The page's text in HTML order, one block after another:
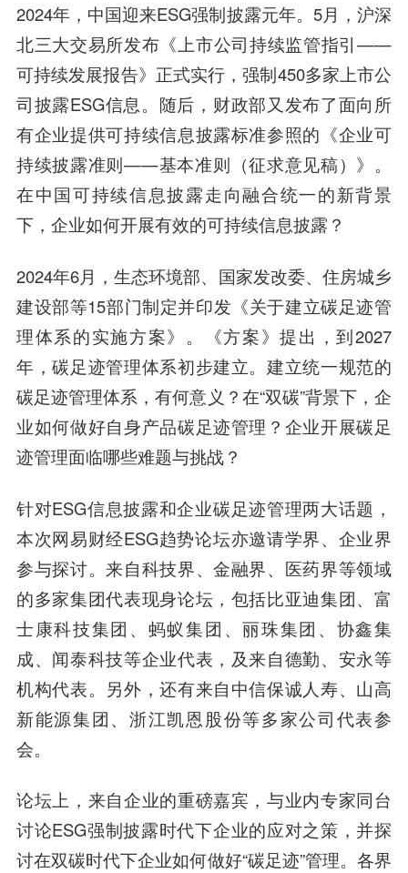
2024年，中国迎来ESG强制披露元年。5月，沪深
北三大交易所发布《上市公司持续监管指引——
可持续发展报告》正式实行，强制450多家上市公
司披露ESG信息。随后，财政部又发布了面向所
有企业提供可持续信息披露标准参照的《企业可
持续披露准则——基本准则（征求意见稿）》。
在中国可持续信息披露走向融合统一的新背景
下，企业如何开展有效的可持续信息披露？
2024年6月，生态环境部、国家发改委、住房城乡
建设部等15部门制定并印发《关于建立碳足迹管
理体系的实施方案》。《方案》提出，到2027
年，碳足迹管理体系初步建立。建立统一规范的
碳足迹管理体系，有何意义？在“双碳”背景下，企
业如何做好自身产品碳足迹管理？企业开展碳足
迹管理面临哪些难题与挑战？
针对ESG信息披露和企业碳足迹管理两大话题，
本次网易财经ESG趋势论坛亦邀请学界、企业界
参与探讨。来自科技界、金融界、医药界等领域
的多家集团代表现身论坛，包括比亚迪集团、富
士康科技集团、蚂蚁集团、丽珠集团、协鑫集
成、闻泰科技等企业代表，及来自德勤、安永等
机构代表。另外，还有来自中信保诚人寿、山高
新能源集团、浙江凯恩股份等多家公司代表参
会。
论坛上，来自企业的重磅嘉宾，与业内专家同台
讨论ESG强制披露时代下企业的应对之策，并探
讨在双碳时代下企业如何做好“碳足迹”管理。各界